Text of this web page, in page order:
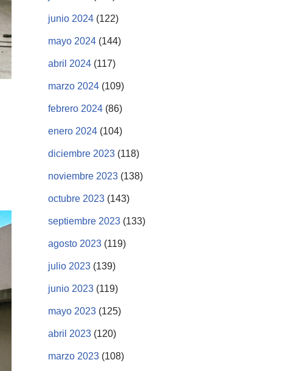
junio 2024 (122)
mayo 2024 (144)
abril 2024 (117)
marzo 2024 (109)
febrero 2024 (86)
enero 2024 (104)
diciembre 2023 (118)
noviembre 2023 (138)
octubre 2023 (143)
septiembre 2023 (133)
agosto 2023 (119)
julio 2023 (139)
junio 2023 (119)
mayo 2023 (125)
abril 2023 (120)
marzo 2023 (108)